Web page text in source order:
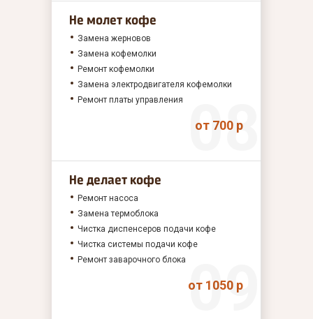
Не молет кофе
Замена жерновов
Замена кофемолки
Ремонт кофемолки
Замена электродвигателя кофемолки
Ремонт платы управления
от 700 р
Не делает кофе
Ремонт насоса
Замена термоблока
Чистка диспенсеров подачи кофе
Чистка системы подачи кофе
Ремонт заварочного блока
от 1050 р